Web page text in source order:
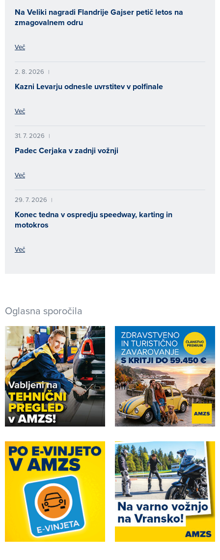
Na Veliki nagradi Flandrije Gajser petič letos na
zmagovalnem odru
Več
2. 8. 2026 |
Kazni Levarju odnesle uvrstitev v polfinale
Več
31. 7. 2026 |
Padec Cerjaka v zadnji vožnji
Več
29. 7. 2026 |
Konec tedna v ospredju speedway, karting in
motokros
Več
Oglasna sporočila